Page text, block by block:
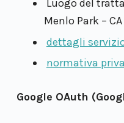
Luogo del
Menlo Park –
dettagli
normativa
Google OAuth